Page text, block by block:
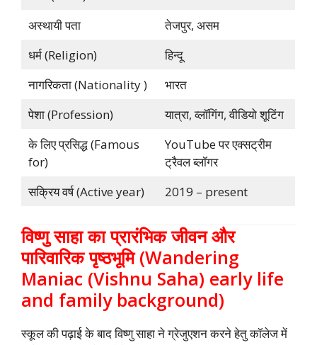
अस्थायी पता
तेजपुर, असम
धर्म (Religion)
हिन्दू
नागरिकता (Nationality )
भारत
पेशा (Profession)
यात्रा, व्लॉगिंग, वीडियो शूटिंग
के लिए प्रसिद्ध (Famous
for)
YouTube पर एक्सट्रीम
ट्रैवल ब्लॉगर
सक्रिय वर्ष (Active year)
2019 – present
विष्णु साहा का प्रारंभिक जीवन और
पारिवारिक पृष्ठभूमि (Wandering
Maniac (Vishnu Saha) early life
and family background)
स्कूल की पढ़ाई के बाद विष्णु साहा ने ग्रेजुएशन करने हेतु कॉलेज में